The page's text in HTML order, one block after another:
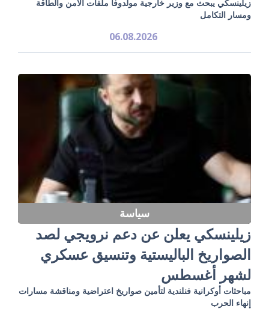
زيلينسكي يبحث مع وزير خارجية مولدوفا ملفات الأمن والطاقة
ومسار التكامل
06.08.2026
سياسة
زيلينسكي يعلن عن دعم نرويجي لصد
الصواريخ الباليستية وتنسيق عسكري
لشهر أغسطس
مباحثات أوكرانية فنلندية لتأمين صواريخ اعتراضية ومناقشة مسارات
إنهاء الحرب